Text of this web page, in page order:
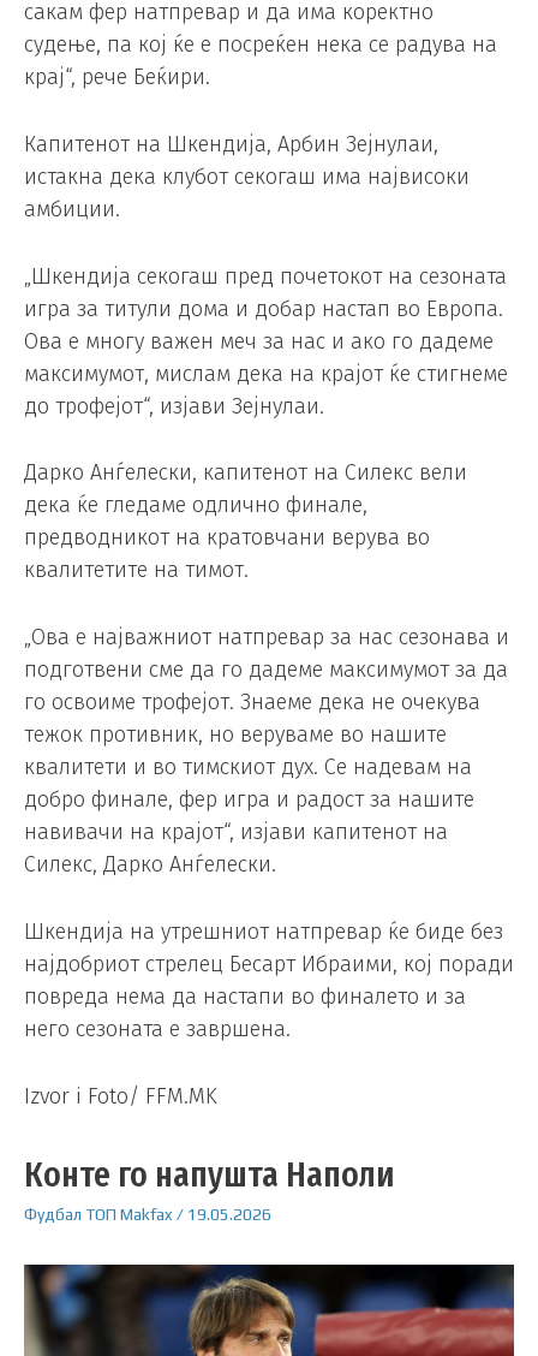
сакам фер натпревар и да има коректно
судење, па кој ќе е посреќен нека се радува на
крај“, рече Беќири.
Капитенот на Шкендија, Арбин Зејнулаи,
истакна дека клубот секогаш има највисоки
амбиции.
„Шкендија секогаш пред почетокот на сезоната
игра за титули дома и добар настап во Европа.
Ова е многу важен меч за нас и ако го дадеме
максимумот, мислам дека на крајот ќе стигнеме
до трофејот“, изјави Зејнулаи.
Дарко Анѓелески, капитенот на Силекс вели
дека ќе гледаме одлично финале,
предводникот на кратовчани верува во
квалитетите на тимот.
„Ова е најважниот натпревар за нас сезонава и
подготвени сме да го дадеме максимумот за да
го освоиме трофејот. Знаеме дека не очекува
тежок противник, но веруваме во нашите
квалитети и во тимскиот дух. Се надевам на
добро финале, фер игра и радост за нашите
навивачи на крајот“, изјави капитенот на
Силекс, Дарко Анѓелески.
Шкендија на утрешниот натпревар ќе биде без
најдобриот стрелец Бесарт Ибраими, кој поради
повреда нема да настапи во финалето и за
него сезоната е завршена.
Izvor i Foto/ FFM.MK
Конте го напушта Наполи
Фудбал ТОП Makfax / 19.05.2026